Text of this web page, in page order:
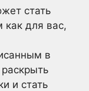
стать
как для вас,
в
и стать